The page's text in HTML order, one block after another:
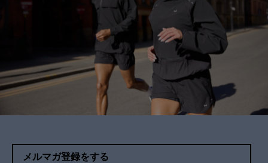
メルマガ登録をする